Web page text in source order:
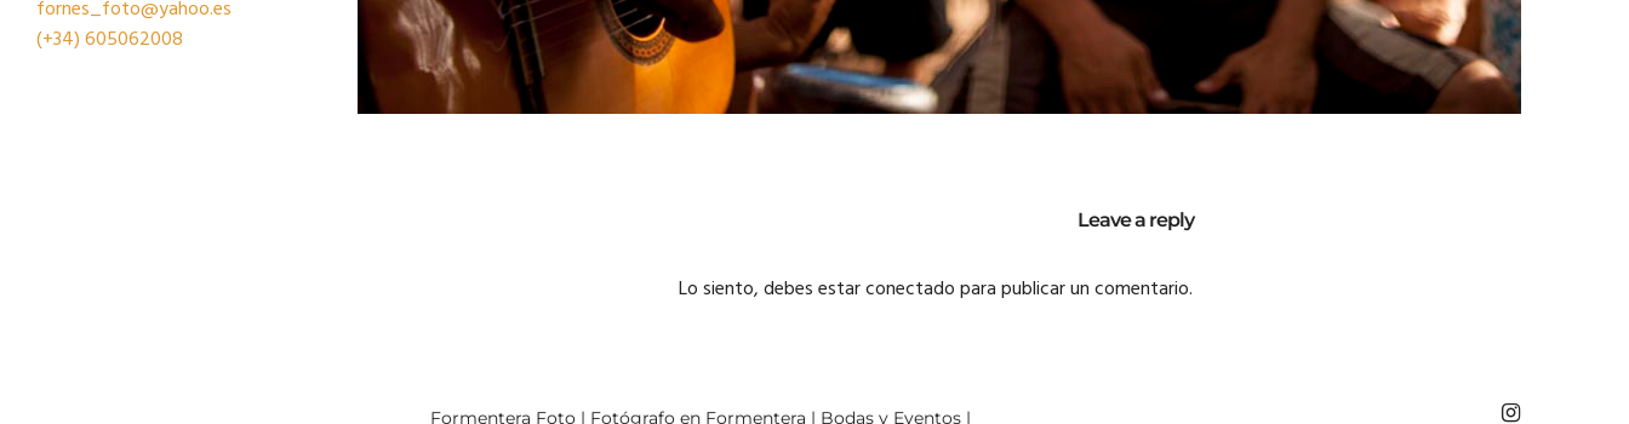
fornes_foto@yahoo.es
(+34)605062008
Leave a reply
Lo siento, debes estarconectadopara publicar un comentario.
Formentera Foto | Fotógrafo en Formentera | Bodas y Eventos |